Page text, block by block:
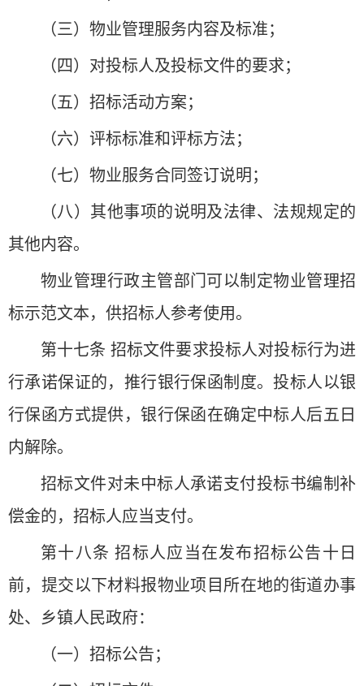
（三）物业管理服务内容及标准；
（四）对投标人及投标文件的要求；
（五）招标活动方案；
（六）评标标准和评标方法；
（七）物业服务合同签订说明；
（八）其他事项的说明及法律、法规规定的
其他内容。
物业管理行政主管部门可以制定物业管理招
标示范文本，供招标人参考使用。
第十七条 招标文件要求投标人对投标行为进
行承诺保证的，推行银行保函制度。投标人以银
行保函方式提供，银行保函在确定中标人后五日
内解除。
招标文件对未中标人承诺支付投标书编制补
偿金的，招标人应当支付。
第十八条 招标人应当在发布招标公告十日
前，提交以下材料报物业项目所在地的街道办事
处、乡镇人民政府：
（一）招标公告；